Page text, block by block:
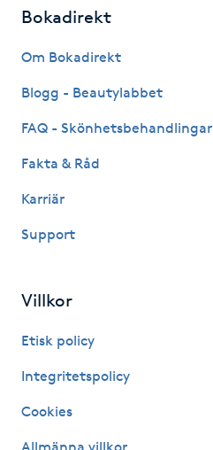
Läpptatuering
Makeup
Manikyr & Pedikyr
Meditation
Medium
Bokadirekt
Om Bokadirekt
Blogg - Beautylabbet
FAQ - Skönhetsbehandlingar
Fakta & Råd
Karriär
Support
Villkor
Etisk policy
Integritetspolicy
Cookies